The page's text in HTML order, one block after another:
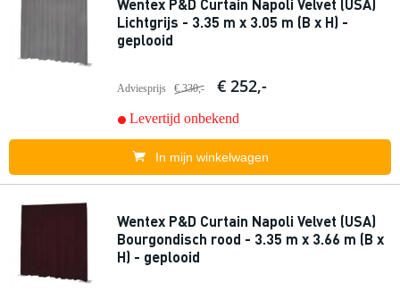
Wentex P&D Curtain Napoli Velvet (USA)
Lichtgrijs - 3.35 m x 3.05 m (B x H) -
geplooid
Adviesprijs € 330,- € 252,-
Levertijd onbekend
In mijn winkelwagen
Wentex P&D Curtain Napoli Velvet (USA)
Bourgondisch rood - 3.35 m x 3.66 m (B x
H) - geplooid